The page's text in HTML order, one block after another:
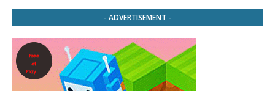
- ADVERTISEMENT -